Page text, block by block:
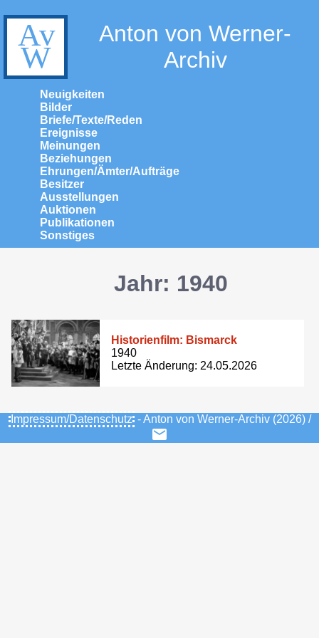
Anton von Werner-
Archiv
Neuigkeiten
Bilder
Briefe/Texte/Reden
Ereignisse
Meinungen
Beziehungen
Ehrungen/Ämter/Aufträge
Besitzer
Ausstellungen
Auktionen
Publikationen
Sonstiges
Jahr: 1940
Historienfilm: Bismarck
1940
Letzte Änderung: 24.05.2026
Impressum/Datenschutz - Anton von Werner-Archiv (2026) /